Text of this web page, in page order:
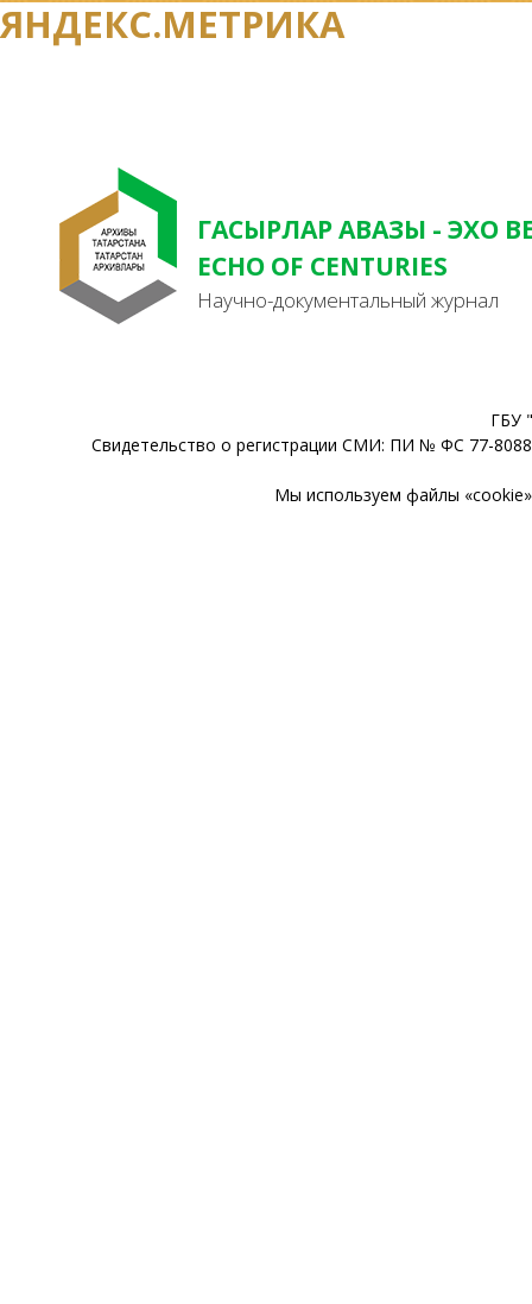
ЯНДЕКС.МЕТРИКА
ГАСЫРЛАР АВАЗЫ - ЭХО
ECHO OF CENTURIES
Научно-документальный журнал
ГБУ
Свидетельство о регистрации СМИ: ПИ № ФС 77-
Мы используем файлы «cookie»